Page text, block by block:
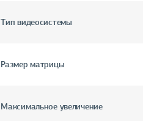
Тип видеосистемы
Размер матрицы
Максимальное увеличение